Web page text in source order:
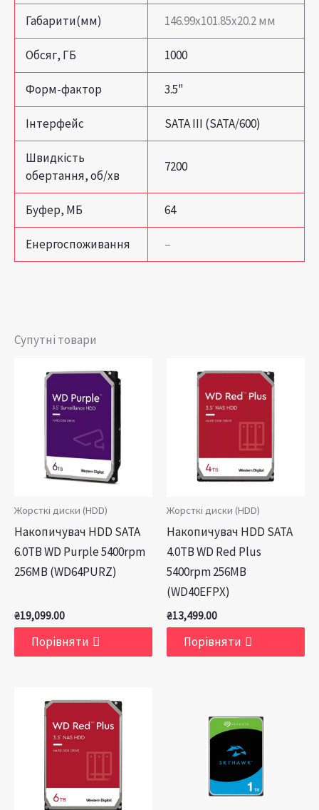
Габарити(мм) 146.99х101.85х20.2 мм
Обсяг, ГБ 1000
Форм-фактор 3.5"
Інтерфейс SATA III (SATA/600)
Швидкість
обертання, об/хв
7200
Буфер, МБ 64
Енергоспоживання –
Супутні товари
Жорсткі диски (HDD)
Накопичувач HDD SATA
6.0TB WD Purple 5400rpm
256MB (WD64PURZ)
₴19,099.00
Порівняти
Жорсткі диски (HDD)
Накопичувач HDD SATA
4.0TB WD Red Plus
5400rpm 256MB
(WD40EFPX)
₴13,499.00
Порівняти